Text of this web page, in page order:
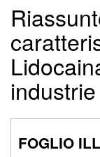
FOGLIO